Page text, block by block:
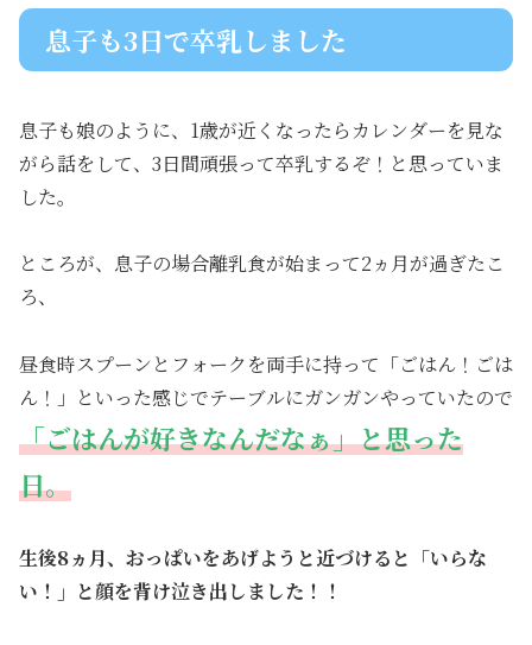
息子も3日で卒乳しました
息子も娘のように、1歳が近くなったらカレンダーを見な
がら話をして、3日間頑張って卒乳するぞ！と思っていま
した。
ところが、息子の場合離乳食が始まって2ヵ月が過ぎたこ
ろ、
昼食時スプーンとフォークを両手に持って「ごはん！ごは
ん！」といった感じでテーブルにガンガンやっていたので
「ごはんが好きなんだなぁ」と思った
日。
生後8ヵ月、おっぱいをあげようと近づけると「いらな
い！」と顔を背け泣き出しました！！